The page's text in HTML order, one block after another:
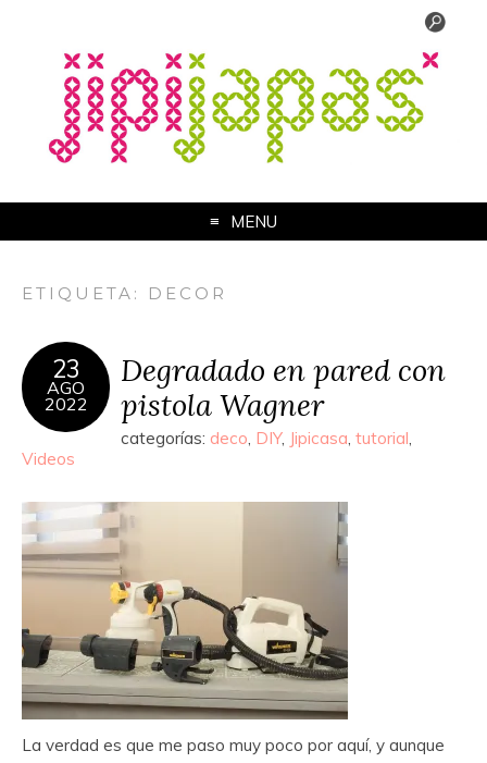
MENU
ETIQUETA: DECOR
23
AGO
2022
Degradado en pared con
pistola Wagner
categorías: deco, DIY, Jipicasa, tutorial,
Videos
La verdad es que me paso muy poco por aquí, y aunque